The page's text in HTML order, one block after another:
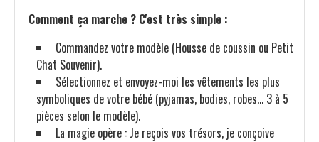
Comment ça marche ? C'est très simple :
Commandez votre modèle (Housse de coussin ou Petit
Chat Souvenir).
Sélectionnez et envoyez-moi les vêtements les plus
symboliques de votre bébé (pyjamas, bodies, robes... 3 à 5
pièces selon le modèle).
La magie opère : Je reçois vos trésors, je conçoive